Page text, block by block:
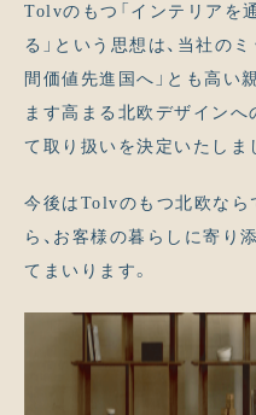
Tolvのもつ「インテリアを
る」という思想は、当社の
間価値先進国へ」とも高い
ます高まる北欧デザイン
て取り扱いを決定いたしま
今後はTolvのもつ北欧なら
ら、お客様の暮らしに寄り
てまいります。